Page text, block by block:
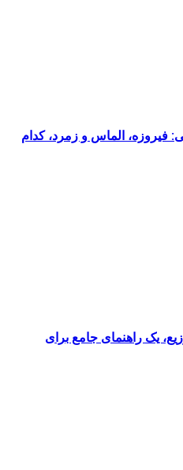
فیروزه، الماس و زمرد، کدام
یک راهنمای جامع برای